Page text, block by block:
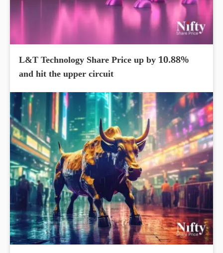
L&T Technology Share Price up by 10.88%
and hit the upper circuit